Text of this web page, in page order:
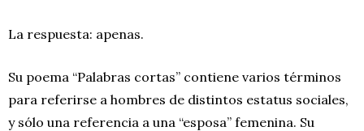
La respuesta: apenas.
Su poema “Palabras cortas” contiene varios términos
para referirse a hombres de distintos estatus sociales,
y sólo una referencia a una “esposa” femenina. Su